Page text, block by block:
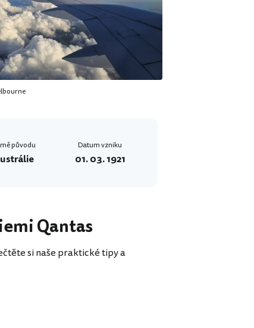
původu Datum vzniku
01. 03. 1921
Qantas
si naše praktické tipy a